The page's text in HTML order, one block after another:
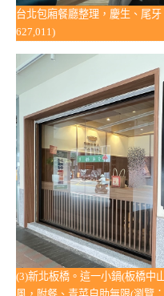
台北包廂餐廳整理，慶生、尾
627,011)
(3)新北板橋。這一小鍋(板橋中